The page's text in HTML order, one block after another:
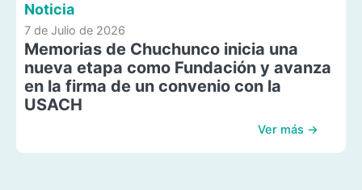
Noticia
7 de Julio de 2026
Memorias de Chuchunco inicia una
nueva etapa como Fundación y avanza
en la firma de un convenio con la
USACH
Ver más →